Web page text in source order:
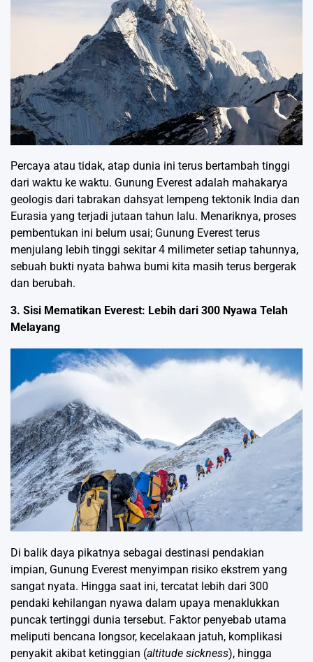
Percaya atau tidak, atap dunia ini terus bertambah tinggi
dari waktu ke waktu. Gunung Everest adalah mahakarya
geologis dari tabrakan dahsyat lempeng tektonik India dan
Eurasia yang terjadi jutaan tahun lalu. Menariknya, proses
pembentukan ini belum usai; Gunung Everest terus
menjulang lebih tinggi sekitar 4 milimeter setiap tahunnya,
sebuah bukti nyata bahwa bumi kita masih terus bergerak
dan berubah.
3. Sisi Mematikan Everest: Lebih dari 300 Nyawa Telah
Melayang
Di balik daya pikatnya sebagai destinasi pendakian
impian, Gunung Everest menyimpan risiko ekstrem yang
sangat nyata. Hingga saat ini, tercatat lebih dari 300
pendaki kehilangan nyawa dalam upaya menaklukkan
puncak tertinggi dunia tersebut. Faktor penyebab utama
meliputi bencana longsor, kecelakaan jatuh, komplikasi
penyakit akibat ketinggian (altitude sickness), hingga